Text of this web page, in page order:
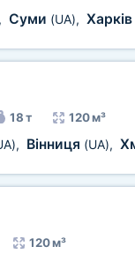
, Суми (UA), Харків
18 т 120 м³
, Вінниця (UA),
120 м³